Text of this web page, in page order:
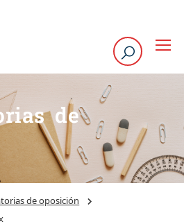
de
de oposición